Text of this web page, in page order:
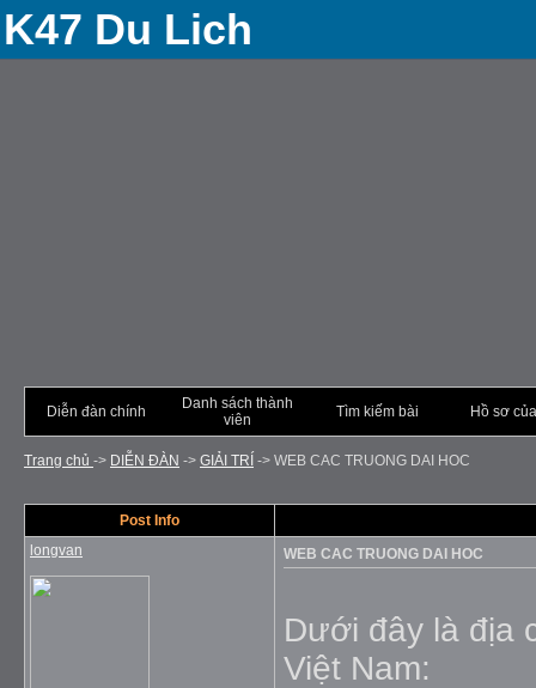
K47 Du Lich
Diễn đàn chính
Danh sách thành
viên
Tìm kiếm bài Hồ sơ
Trang chủ -> DIỄN ÐÀN -> GIẢI TRÍ -> WEB CAC TRUONG DAI HOC
Post Info
longvan
WEB CAC TRUONG DAI HOC
Dưới đây là địa
Việt Nam: